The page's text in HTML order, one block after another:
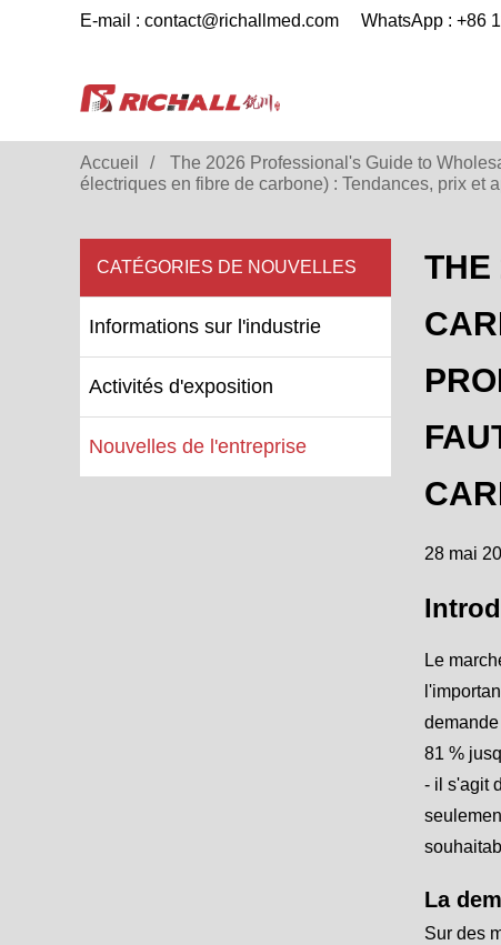
E-mail : contact@richallmed.com WhatsApp : +86
Accueil
The 2026 Professional's Guide to
électriques en fibre de carbone) : Tendances, prix et
CATÉGORIES DE NOUVELLES
Informations sur l'industrie
Activités d'exposition
Nouvelles de l'entreprise
THE
28 mai
Le
81 %
- il s'agit
La
Sur des